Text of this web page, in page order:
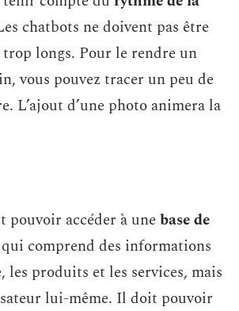
chatbots ne doivent pas être
longs. Pour le rendre un
vous pouvez tracer un peu de
L’ajout d’une photo animera la
pouvoir accéder à unebase de
qui comprend des informations
les produits et les services, mais
lui-même. Il doit pouvoir